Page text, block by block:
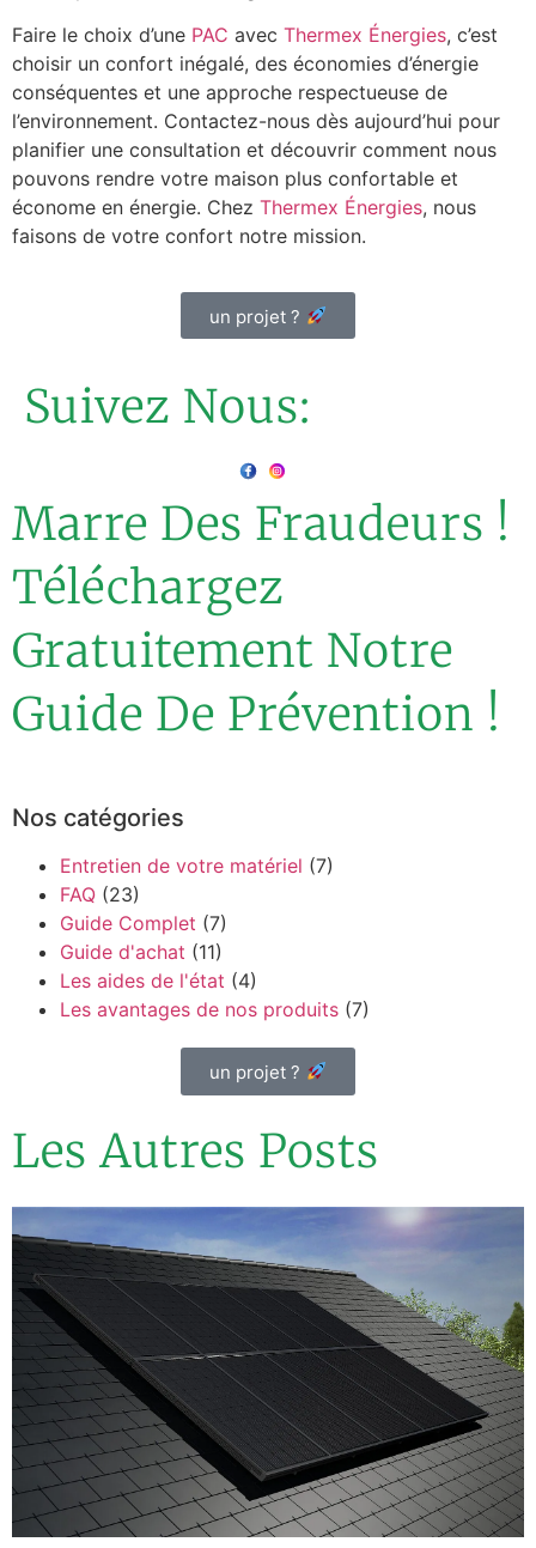
Faire le choix d’une PAC avec Thermex Énergies, c’est
choisir un confort inégalé, des économies d’énergie
conséquentes et une approche respectueuse de
l’environnement. Contactez-nous dès aujourd’hui pour
planifier une consultation et découvrir comment nous
pouvons rendre votre maison plus confortable et
économe en énergie. Chez Thermex Énergies, nous
faisons de votre confort notre mission.
un projet ?
Suivez Nous:
Marre Des Fraudeurs !
Téléchargez
Gratuitement Notre
Guide De Prévention !
Nos catégories
Entretien de votre matériel (7)
FAQ (23)
Guide Complet (7)
Guide d'achat (11)
Les aides de l'état (4)
Les avantages de nos produits (7)
un projet ?
Les Autres Posts